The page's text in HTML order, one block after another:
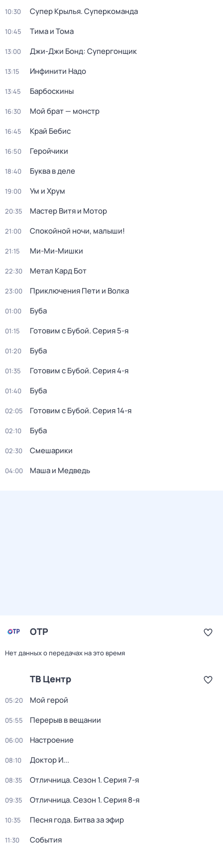
10:30 Супер Крылья. Суперкоманда
10:45 Тима и Тома
13:00 Джи-Джи Бонд: Супергонщик
13:15 Инфинити Надо
13:45 Барбоскины
16:30 Мой брат — монстр
16:45 Край Бебис
16:50 Геройчики
18:40 Буква в деле
19:00 Ум и Хрум
20:35 Мастер Витя и Мотор
21:00 Спокойной ночи, малыши!
21:15 Ми-Ми-Мишки
22:30 Метал Кард Бот
23:00 Приключения Пети и Волка
01:00 Буба
01:15 Готовим с Бубой. Серия 5-я
01:20 Буба
01:35 Готовим с Бубой. Серия 4-я
01:40 Буба
02:05 Готовим с Бубой. Серия 14-я
02:10 Буба
02:30 Смешарики
04:00 Маша и Медведь
ОТР
Нет данных о передачах на это время
ТВ Центр
05:20 Мой герой
05:55 Перерыв в вещании
06:00 Настроение
08:10 Доктор И...
08:35 Отличница. Сезон 1. Серия 7-я
09:35 Отличница. Сезон 1. Серия 8-я
10:35 Песня года. Битва за эфир
11:30 События